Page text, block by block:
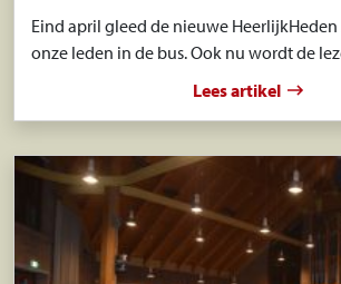
Eind april gleed de nieuwe HeerlijkHeden
onze leden in de bus. Ook nu wordt de
Lees artikel